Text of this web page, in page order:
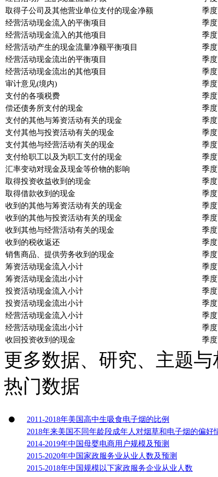
取得子公司及其他营业单位支付的现金净额
季度
经营活动现金流入的平衡项目
季度
经营活动现金流入的其他项目
季度
经营活动产生的现金流量净额平衡项目
季度
经营活动现金流出的平衡项目
季度
经营活动现金流出的其他项目
季度
审计意见(境内)
季度
支付的各项税费
季度
偿还债务所支付的现金
季度
支付的其他与筹资活动有关的现金
季度
支付其他与投资活动有关的现金
季度
支付其他与经营活动有关的现金
季度
支付给职工以及为职工支付的现金
季度
汇率变动对现金及现金等价物的影响
季度
取得投资收益收到的现金
季度
取得借款收到的现金
季度
收到的其他与筹资活动有关的现金
季度
收到的其他与投资活动有关的现金
季度
收到其他与经营活动有关的现金
季度
收到的税收返还
季度
销售商品、提供劳务收到的现金
季度
筹资活动现金流入小计
季度
筹资活动现金流出小计
季度
投资活动现金流入小计
季度
投资活动现金流出小计
季度
经营活动现金流入小计
季度
经营活动现金流出小计
季度
收回投资收到的现金
季度
更多数据、研究、主题
热门数据
2011-2018年美国高中生吸食电子烟的比例
2018年来美国不同年龄段成年人对烟草和电子烟的偏好
2014-2019年中国母婴电商用户规模及预测
2015-2020年中国家政服务业从业人数及预测
2015-2018年中国规模以下家政服务企业从业人数